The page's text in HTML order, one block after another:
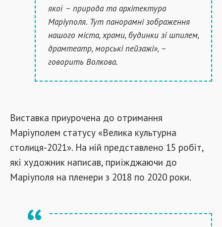
якої – природа та архітектура
Маріуполя. Тут панорамні зображення
нашого міста, храми, будинки зі шпилем,
драмтеатр, морські пейзажі», –
говорить Волкова.
Виставка приурочена до отримання
Маріуполем статусу «Велика культурна
столиця-2021». На ній представлено 15 робіт,
які художник написав, приїжджаючи до
Маріуполя на пленери з 2018 по 2020 роки.